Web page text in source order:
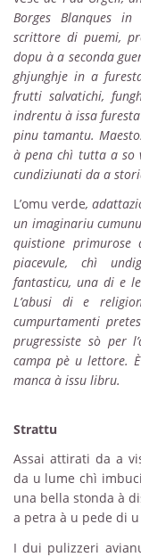
Borges Blanques
scrittore di puemi,
dopu à a seconda
ghjunghje in a
frutti salvatichi,
indrentu à issa
pinu tamantu.
à pena chì tutta a so
cundiziunati da a
L’omu verde,
un imaginariu
quistione
piacevule, chì
fantasticu, una di e
L’abusi di e
cumpurtamenti
prugressiste sò per
campa pè u lettore.
manca à issu libru.
Strattu
Assai attirati da a
da u lume chì
una bella stonda à
a petra à u pede di
I dui pulizzeri